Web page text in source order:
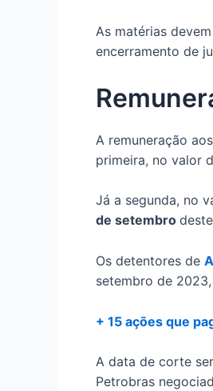
As matérias
encerramento de
A remuneração
primeira, no valor
Já a segunda, no
de setembro
Os detentores de
setembro de
+ 15 ações que
A data de corte
Petrobras